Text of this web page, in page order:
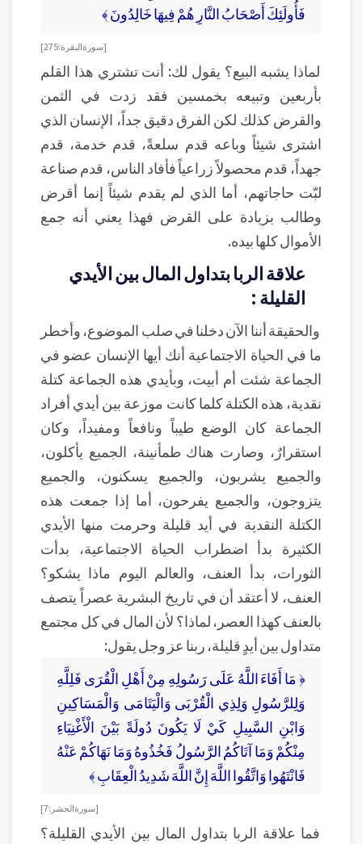
فَأُولَئِكَ أَصْحَابُ النَّارِ هُمْ فِيهَا خَالِدُونَ ﴾
[ سورة البقرة: 275 ]
لماذا يشبه البيع؟ يقول لك: أنت تشتري هذا القلم
بأربعين وتبيعه بخمسين فقد زدت في الثمن
والقرض كذلك لكن الفرق دقيق جداً، الإنسان الذي
اشترى شيئاً وباعه قدم سلعةً، قدم خدمة، قدم
جهداً، قدم محصولاً زراعياً فأفاد الناس، قدم صناعة
لبّت حاجاتهم، أما الذي لم يقدم شيئاً إنما أقرض
وطالب بزيادة على القرض فهذا يعني أنه جمع
الأموال كلها بيده.
علاقة الربا بتداول المال بين الأيدي
القليلة :
والحقيقة أننا الآن دخلنا في صلب الموضوع، وأخطر
ما في الحياة الاجتماعية أنك أيها الإنسان عضو في
الجماعة شئت أم أبيت، وبأيدي هذه الجماعة كتلة
نقدية، هذه الكتلة كلما كانت موزعة بين أيدي أفراد
الجماعة كان الوضع طيباً ونافعاً ومفيداً، وكان
استقرارٌ، وصارت هناك طمأنينة، الجميع يأكلون،
والجميع يشربون، والجميع يسكنون، والجميع
يتزوجون، والجميع يفرحون، أما إذا جمعت هذه
الكتلة النقدية في أيد قليلة وحرمت منها الأيدي
الكثيرة بدأ اضطراب الحياة الاجتماعية، بدأت
الثورات، بدأ العنف، والعالم اليوم ماذا يشكو؟
العنف، لا أعتقد أن في تاريخ البشرية عصراً يتصف
بالعنف كهذا العصر، لماذا؟ لأن المال في كل مجتمع
متداول بين أيدٍ قليلة، ربنا عز وجل يقول:
﴿ مَا أَفَاءَ اللَّهُ عَلَى رَسُولِهِ مِنْ أَهْلِ الْقُرَى فَلِلَّهِ
وَلِلرَّسُولِ وَلِذِي الْقُرْبَى وَالْيَتَامَى وَالْمَسَاكِينِ
وَابْنِ السَّبِيلِ كَيْ لَا يَكُونَ دُولَةً بَيْنَ الْأَغْنِيَاءِ
مِنْكُمْ وَمَا آتَاكُمُ الرَّسُولُ فَخُذُوهُ وَمَا نَهَاكُمْ عَنْهُ
فَانْتَهُوا وَاتَّقُوا اللَّهَ إِنَّ اللَّهَ شَدِيدُ الْعِقَابِ ﴾
[ سورة الحشر: 7 ]
فما علاقة الربا بتداول المال بين الأيدي القليلة؟